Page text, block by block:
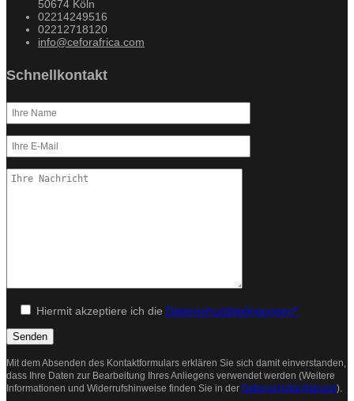
50674 Köln
02214249516
02212718120
info@ceforafrica.com
Schnellkontakt
Hiermit akzeptiere ich die Datenschutzbedingungen*
Mit dem Absenden des Kontaktformulars erklären Sie sich damit einverstanden,
dass Ihre Daten zur Bearbeitung Ihres Anliegens verwendet werden (Weitere
Informationen und Widerrufshinweise finden Sie in der Datenschutzerklärung).